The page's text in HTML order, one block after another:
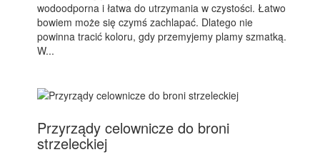
wodoodporna i łatwa do utrzymania w czystości. Łatwo
bowiem może się czymś zachlapać. Dlatego nie
powinna tracić koloru, gdy przemyjemy plamy szmatką.
W...
Przyrządy celownicze do broni
strzeleckiej